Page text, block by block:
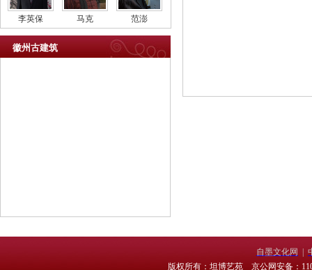
李英保 马克 范澎
徽州古建筑
自墨文化网
版权所有：坦博艺苑 京公网安备：